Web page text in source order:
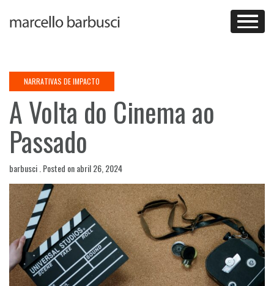
NARRATIVAS DE IMPACTO
A Volta do Cinema ao
Passado
barbusci .Posted onabril 26, 2024